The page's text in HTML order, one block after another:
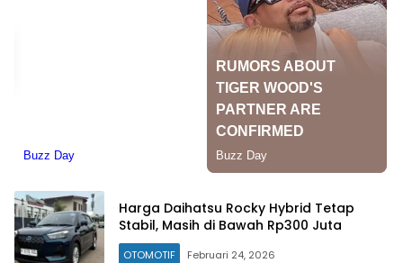
Harga Daihatsu Rocky Hybrid Tetap
Stabil, Masih di Bawah Rp300 Juta
OTOMOTIF Februari 24, 2026